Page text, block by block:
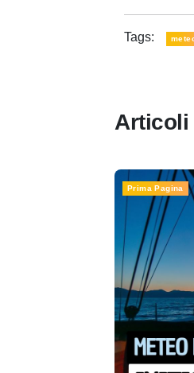
Tags:
Articoli
Prima Pagina